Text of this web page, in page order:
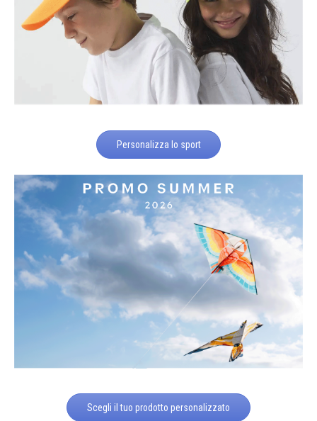
Personalizza lo sport
Scegli il tuo prodotto personalizzato